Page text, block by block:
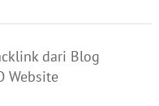
dari Blog
Website